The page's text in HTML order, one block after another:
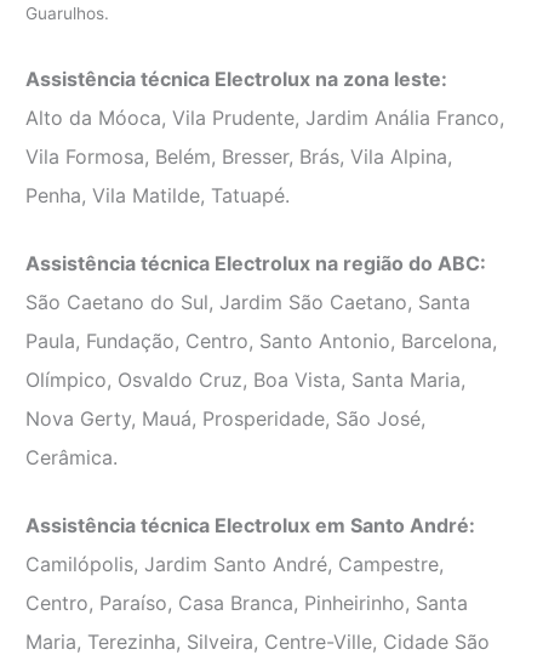
Guarulhos.
Assistência técnica Electrolux na zona leste:
Alto da Móoca, Vila Prudente, Jardim Anália Franco,
Vila Formosa, Belém, Bresser, Brás, Vila Alpina,
Penha, Vila Matilde, Tatuapé.
Assistência técnica Electrolux na região do ABC:
São Caetano do Sul, Jardim São Caetano, Santa
Paula, Fundação, Centro, Santo Antonio, Barcelona,
Olímpico, Osvaldo Cruz, Boa Vista, Santa Maria,
Nova Gerty, Mauá, Prosperidade, São José,
Cerâmica.
Assistência técnica Electrolux em Santo André:
Camilópolis, Jardim Santo André, Campestre,
Centro, Paraíso, Casa Branca, Pinheirinho, Santa
Maria, Terezinha, Silveira, Centre-Ville, Cidade São